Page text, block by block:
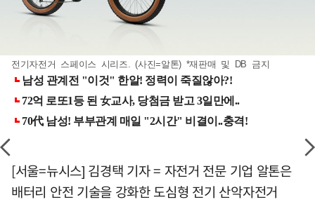
전기자전거 스페이스 시리즈. (사진=알톤) *재판매 및 DB 금지
[서울=뉴시스] 김경택 기자 = 자전거 전문 기업 알톤은
배터리 안전 기술을 강화한 도심형 전기 산악자전거